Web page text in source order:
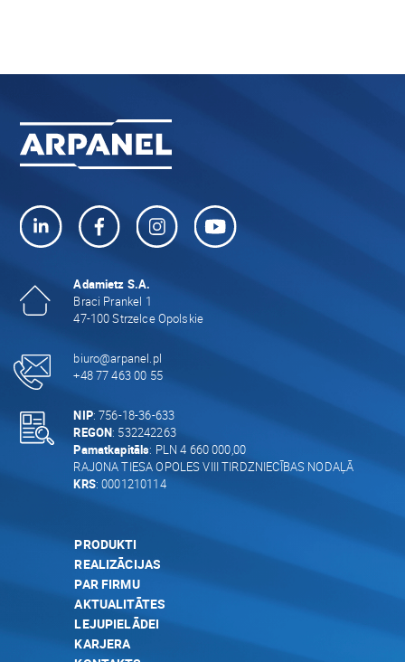
Adamietz S.A.
Braci Prankel 1
47-100 Strzelce Opolskie
biuro@arpanel.pl
+48 77 463 00 55
NIP: 756-18-36-633
REGON: 532242263
Pamatkapitāls: PLN 4 660 000,00
RAJONA TIESA OPOLES VIII TIRDZNIECĪBAS NODAĻĀ
KRS: 0001210114
PRODUKTI
REALIZĀCIJAS
PAR FIRMU
AKTUALITĀTES
LEJUPIELĀDEI
KARJERA